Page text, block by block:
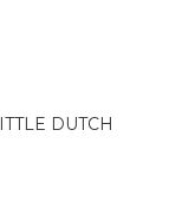
DUTCH